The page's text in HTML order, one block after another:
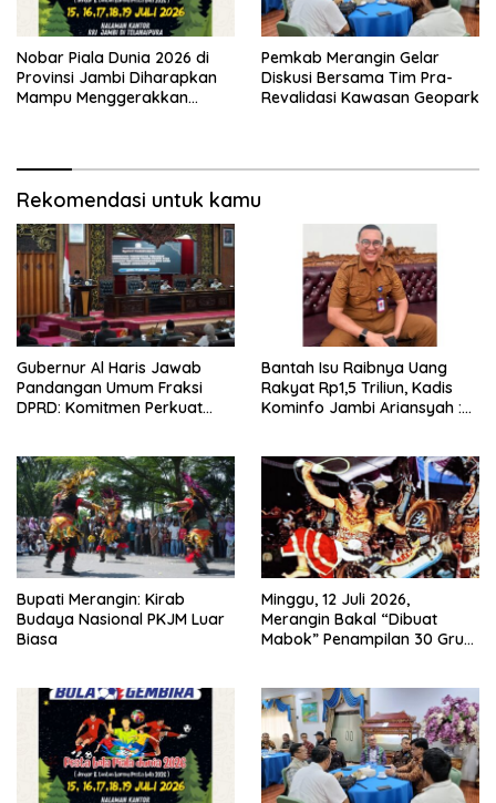
Nobar Piala Dunia 2026 di
Provinsi Jambi Diharapkan
Mampu Menggerakkan
Pemkab Merangin Gelar
Diskusi Bersama Tim Pra-
Revalidasi Kawasan Geopark
Rekomendasi untuk kamu
Gubernur Al Haris Jawab
Pandangan Umum Fraksi
DPRD: Komitmen Perkuat
Bantah Isu Raibnya Uang
Rakyat Rp1,5 Triliun, Kadis
Kominfo Jambi Ariansyah :
Sejak 2002
Bupati Merangin: Kirab
Budaya Nasional PKJM Luar
Biasa
Minggu, 12 Juli 2026,
Merangin Bakal “Dibuat
Mabok” Penampilan 30 Grup